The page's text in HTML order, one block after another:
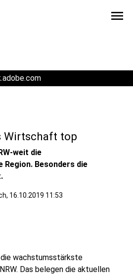
menu
Wirtschaft top
weit die
Besonders die
16.10.2019 11:53
wachstumsstärkste
Das belegen die aktuellen